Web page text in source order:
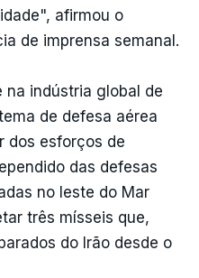
afirmou o
de imprensa semanal.
na indústria global de
de defesa aérea
dos esforços de
das defesas
no leste do Mar
três mísseis que,
do Irão desde o